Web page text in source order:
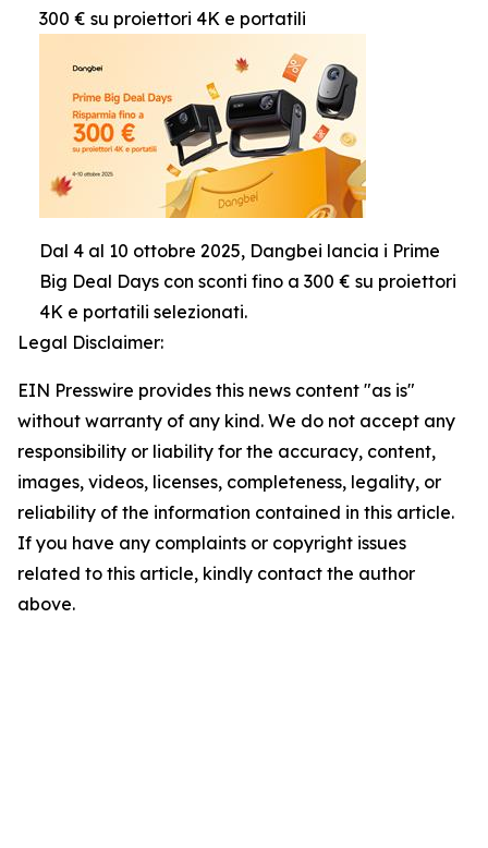
300 € su proiettori 4K e portatili
Dal 4 al 10 ottobre 2025, Dangbei lancia i Prime
Big Deal Days con sconti fino a 300 € su proiettori
4K e portatili selezionati.
Legal Disclaimer:
EIN Presswire provides this news content "as is"
without warranty of any kind. We do not accept any
responsibility or liability for the accuracy, content,
images, videos, licenses, completeness, legality, or
reliability of the information contained in this article.
If you have any complaints or copyright issues
related to this article, kindly contact the author
above.